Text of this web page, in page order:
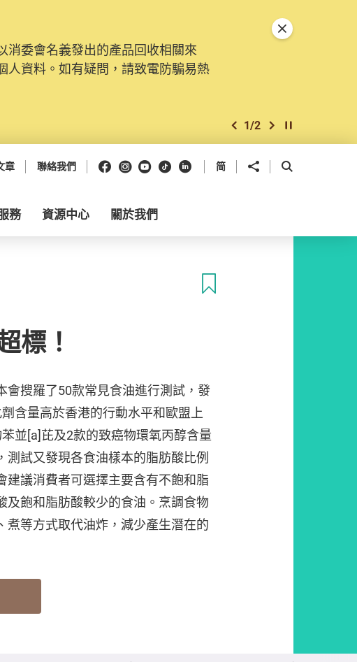
消委會名義發出的產品回收相關來
人資料。如有疑問，請致電防騙易熱
上一個
1/2 下一個開始/暫停幻燈
關閉特別通告
章 聯絡我們 Facebook
Instagram
Youtube
抖音領英 简 分享到 開啟搜尋框
務 資源中心 關於我們
標！
會搜羅了50款常見食油進行測試，發
含量高於香港的行動水平和歐盟上
並[a]芘及2款的致癌物環氧丙醇含量
測試又發現各食油樣本的脂肪酸比例
建議消費者可選擇主要含有不飽和脂
及飽和脂肪酸較少的食油。烹調食物
煮等方式取代油炸，減少產生潛在的